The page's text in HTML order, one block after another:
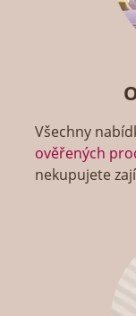
Všechny
ověřených
nekupujete